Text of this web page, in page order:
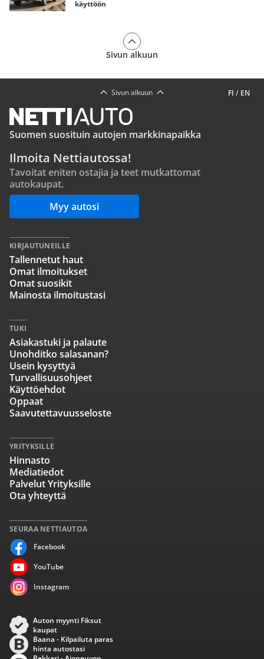
käyttöön
Sivun alkuun
FI / EN
Sivun alkuun
Suomen suosituin autojen markkinapaikka
Ilmoita Nettiautossa!
Tavoitat eniten ostajia ja teet mutkattomat
autokaupat.
Myy autosi
SEURAA NETTIAUTOA
Facebook
YouTube
Instagram
KIRJAUTUNEILLE
Tallennetut haut
Omat ilmoitukset
Omat suosikit
Mainosta ilmoitustasi
TUKI
Asiakastuki ja palaute
Unohditko salasanan?
Usein kysyttyä
Turvallisuusohjeet
Käyttöehdot
Oppaat
Saavutettavuusseloste
YRITYKSILLE
Hinnasto
Mediatiedot
Palvelut Yrityksille
Ota yhteyttä
Auton myynti Fiksut
kaupat
Baana - Kilpailuta paras
hinta autostasi